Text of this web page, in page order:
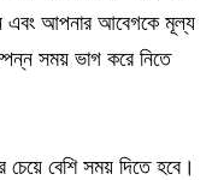
এবং আপনার আবেগকে মূল্য
সময় ভাগ করে নিতে
চেয়ে বেশি সময় দিতে হবে।